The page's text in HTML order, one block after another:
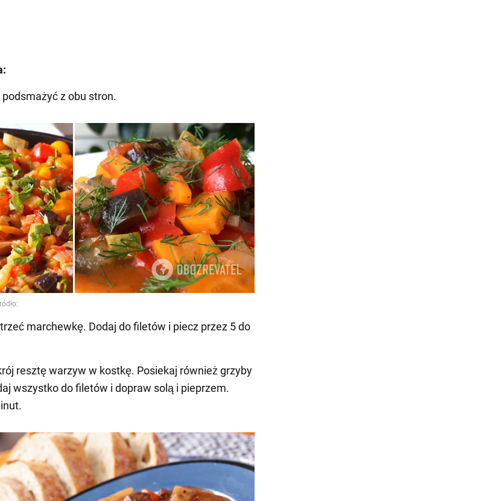
z obu stron.
marchewkę. Dodaj do filetów i piecz przez 5 do
resztę warzyw w kostkę. Posiekaj również grzyby
wszystko do filetów i dopraw solą i pieprzem.